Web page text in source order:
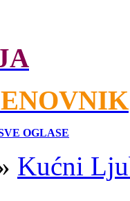
OGLASE
Kućni